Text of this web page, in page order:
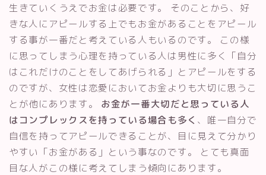
生きていくうえでお金は必要です。 そのことから、好
きな人にアピールする上でもお金があることをアピール
する事が一番だと考えている人もいるのです。 この様
に思ってしまう心理を持っている人は男性に多く「自分
はこれだけのことをしてあげられる」とアピールをする
のですが、女性は恋愛においてお金よりも大切に思うこ
とが他にあります。 お金が一番大切だと思っている人
はコンプレックスを持っている場合も多く 、唯一自分で
自信を持ってアピールできることが、目に見えて分かり
やすい「お金がある」という事なのです。 とても真面
目な人がこの様に考えてしまう傾向にあります。